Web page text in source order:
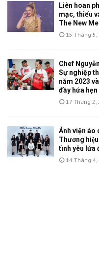
Liên hoan
mạc, thiếu
The New
15 Tháng 5,
Chef
Sự nghiệp
năm 2023
đầy hứa hẹn
17 Tháng 2,
Ảnh viện áo
Thương
tình yêu lứa
14 Tháng 4,